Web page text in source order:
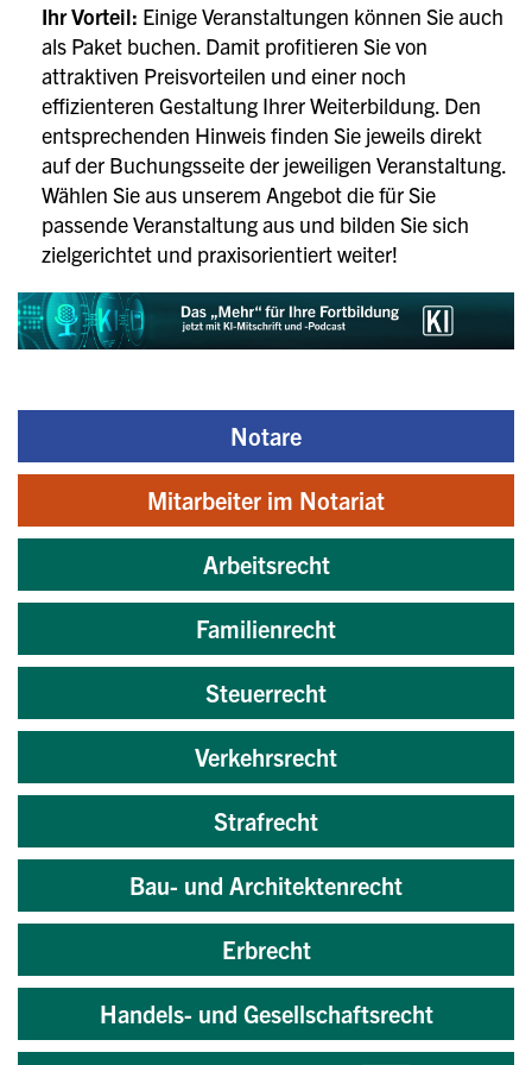
Ihr Vorteil: Einige Veranstaltungen können Sie auch
als Paket buchen. Damit profitieren Sie von
attraktiven Preisvorteilen und einer noch
effizienteren Gestaltung Ihrer Weiterbildung. Den
entsprechenden Hinweis finden Sie jeweils direkt
auf der Buchungsseite der jeweiligen Veranstaltung.
Wählen Sie aus unserem Angebot die für Sie
passende Veranstaltung aus und bilden Sie sich
zielgerichtet und praxisorientiert weiter!
Notare
Mitarbeiter im Notariat
Arbeitsrecht
Familienrecht
Steuerrecht
Verkehrsrecht
Strafrecht
Bau- und Architektenrecht
Erbrecht
Handels- und Gesellschaftsrecht